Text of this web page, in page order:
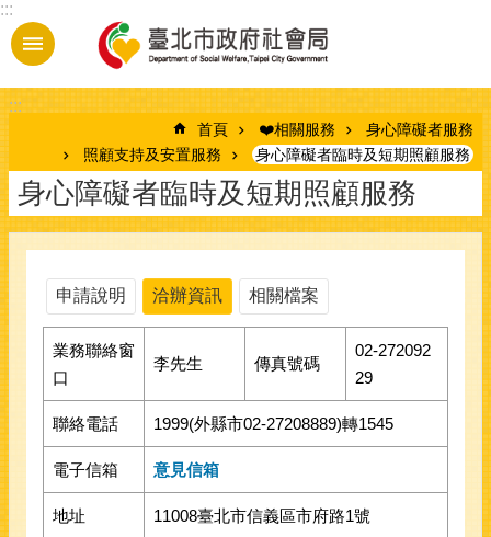
跳到主要內容區塊
:::
:::
首頁 ❤️相關服務
身心障礙者服務
照顧支持及安置服務
身心障礙者臨時及短期照顧服務
身心障礙者臨時及短期照顧服務
申請說明 洽辦資訊 相關檔案
業務聯絡窗
口
李先生 傳真號碼
02-272092
29
聯絡電話 1999(外縣市02-27208889)轉1545
電子信箱 意見信箱
地址 11008臺北市信義區市府路1號